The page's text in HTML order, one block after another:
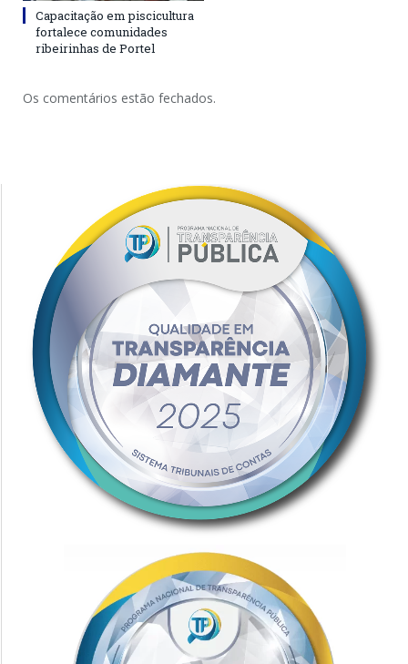
Capacitação em piscicultura
fortalece comunidades
ribeirinhas de Portel
Os comentários estão fechados.